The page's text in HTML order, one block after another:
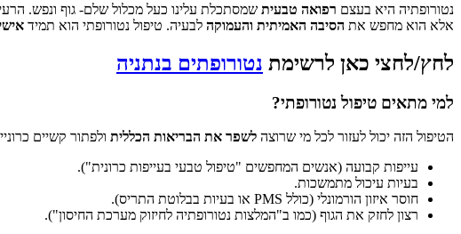
נטורופתיה היא בעצם רפואה טבעית שמסתכלת עלינו כעל מכלול שלם- גוף ונפש.
אלא הוא מחפש את הסיבה האמיתית והעמוקה לבעיה. טיפול נטורופתי הוא תמיד
לחץ/לחצי כאן לרשימת נטורופתים בנתניה
למי מתאים טיפול נטורופתי?
הטיפול הזה יכול לעזור לכל מי שרוצה לשפר את הבריאות הכללית ולפתור קשיים
עייפות קבועה (אנשים המחפשים "טיפול טבעי בעייפות כרונית").
בעיות עיכול מתמשכות.
חוסר איזון הורמונלי (כולל PMS או בעיות בבלוטת התריס).
רצון לחזק את הגוף (כמו ב"המלצות נטורופתיה לחיזוק מערכת החיסון").